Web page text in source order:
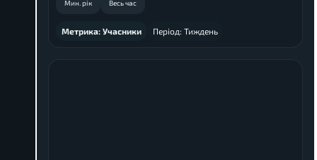
Мин. рік Весь час
Метрика: Учасники Період: Тиждень